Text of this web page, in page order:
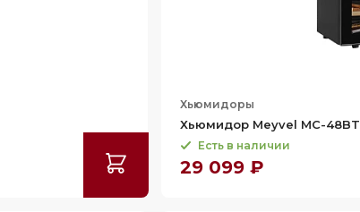
Хьюмидоры
Хьюмидор Meyvel MC-48BT
Есть в наличии
29 099 ₽